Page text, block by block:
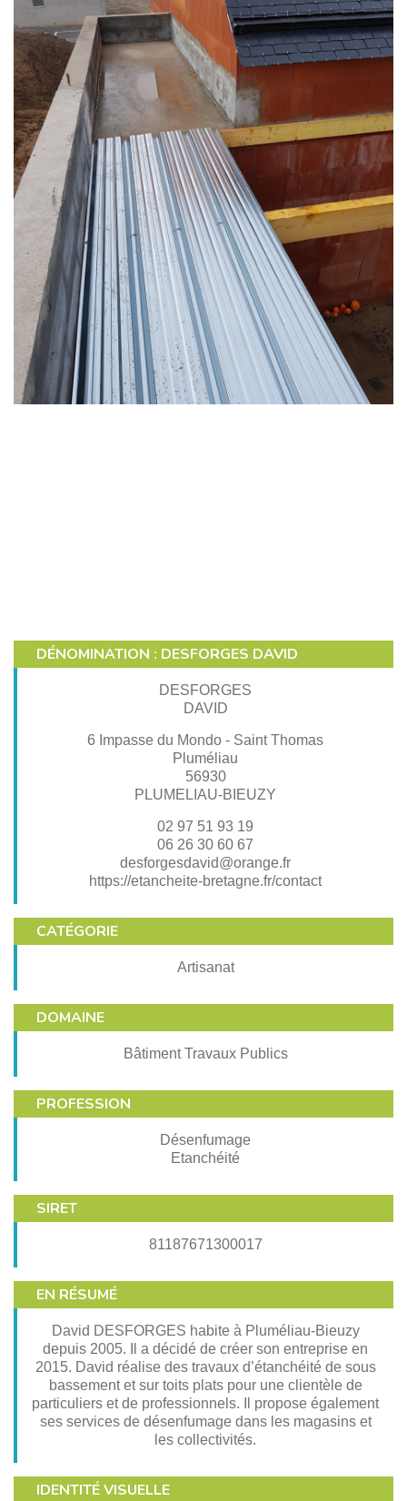
DÉNOMINATION : DESFORGES DAVID
DESFORGES
DAVID
6 Impasse du Mondo - Saint Thomas
Pluméliau
56930
PLUMELIAU-BIEUZY
02 97 51 93 19
06 26 30 60 67
desforgesdavid@orange.fr
https://etancheite-bretagne.fr/contact
CATÉGORIE
Artisanat
DOMAINE
Bâtiment Travaux Publics
PROFESSION
Désenfumage
Etanchéité
SIRET
81187671300017
EN RÉSUMÉ
David DESFORGES habite à Pluméliau-Bieuzy
depuis 2005. Il a décidé de créer son entreprise en
2015. David réalise des travaux d’étanchéité de sous
bassement et sur toits plats pour une clientèle de
particuliers et de professionnels. Il propose également
ses services de désenfumage dans les magasins et
les collectivités.
IDENTITÉ VISUELLE